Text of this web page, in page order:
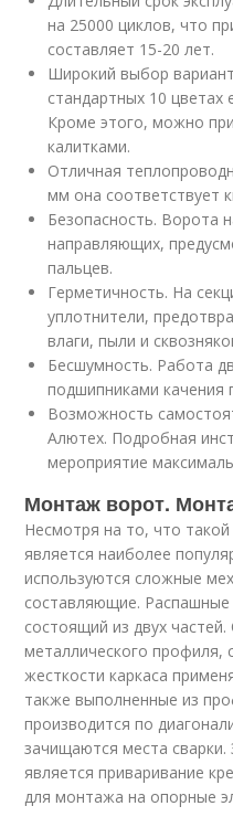
на 25000 циклов, что
составляет 15-20 лет.
Широкий выбор
стандартных 10 цветах
Кроме этого, можно
калитками.
Отличная
мм она соответствует
Безопасность. Ворота
направляющих,
пальцев.
Герметичность. На
уплотнители,
влаги, пыли и
Бесшумность. Работа
подшипниками качения
Возможность
Алютех. Подробная
мероприятие
Монтаж ворот.
Несмотря на то, что
является наиболее
используются сложные
составляющие.
состоящий из двух
металлического профиля,
жесткости каркаса
также выполненные из
производится по
зачищаются места
является приваривание
для монтажа на опорные